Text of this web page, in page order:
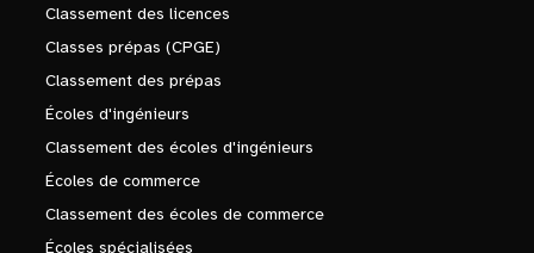
Classement des licences
Classes prépas (CPGE)
Classement des prépas
Écoles d'ingénieurs
Classement des écoles d'ingénieurs
Écoles de commerce
Classement des écoles de commerce
Écoles spécialisées